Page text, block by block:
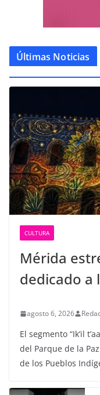
Últimas Noticias
CULTURA
Mérida
dedicado a
agosto 6, 2026
El segmento “Ik’il
del Parque de la
de los Pueblos